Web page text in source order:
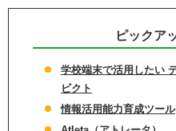
ピックア
学校端末で活用したい
ビクト
情報活用能力育成ツール